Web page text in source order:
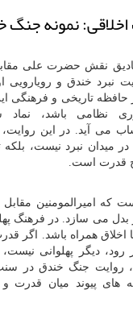
نمونه
نقش حضرت علی
نبرد خندق و رویارویی
تاریخی و فرهنگی
نظامی باشد،
می آید. در این
میدان نبرد نیست، بلکه
قدرت است.
امیرالمومنین مقابل
بدل می سازد. در فرهنگ
همراه باشد. اگر
رود، دیگر پهلوانی
روایت جنگ خندق در
های پیوند میان قدرت